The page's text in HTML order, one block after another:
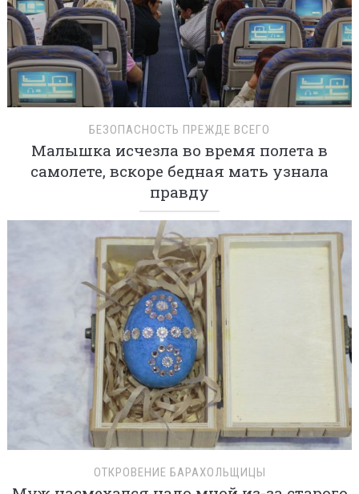
БЕЗОПАСНОСТЬ ПРЕЖДЕ ВСЕГО
Малышка исчезла во время полета в
самолете, вскоре бедная мать узнала
правду
ОТКРОВЕНИЕ БАРАХОЛЬЩИЦЫ